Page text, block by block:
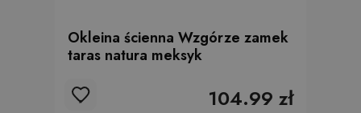
Okleina ścienna Wzgórze zamek
taras natura meksyk
104.99 zł